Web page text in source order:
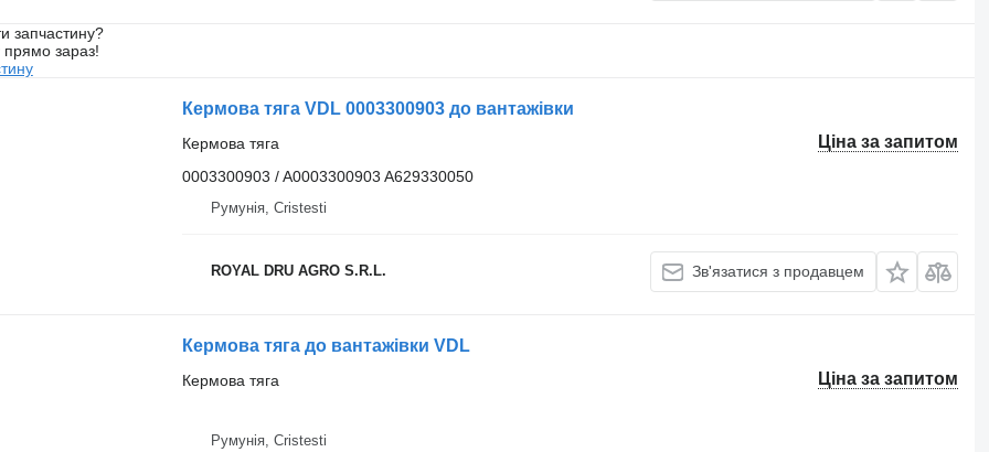
запчастину?
прямо зараз!
Кермова тяга VDL 0003300903 до вантажівки
Ціна за запитом
Кермова тяга
0003300903 / A0003300903 A629330050
Румунія, Cristesti
ROYAL DRU AGRO S.R.L. Зв'язатися з продавцем
Кермова тяга до вантажівки VDL
Ціна за запитом
Кермова тяга
Румунія, Cristesti